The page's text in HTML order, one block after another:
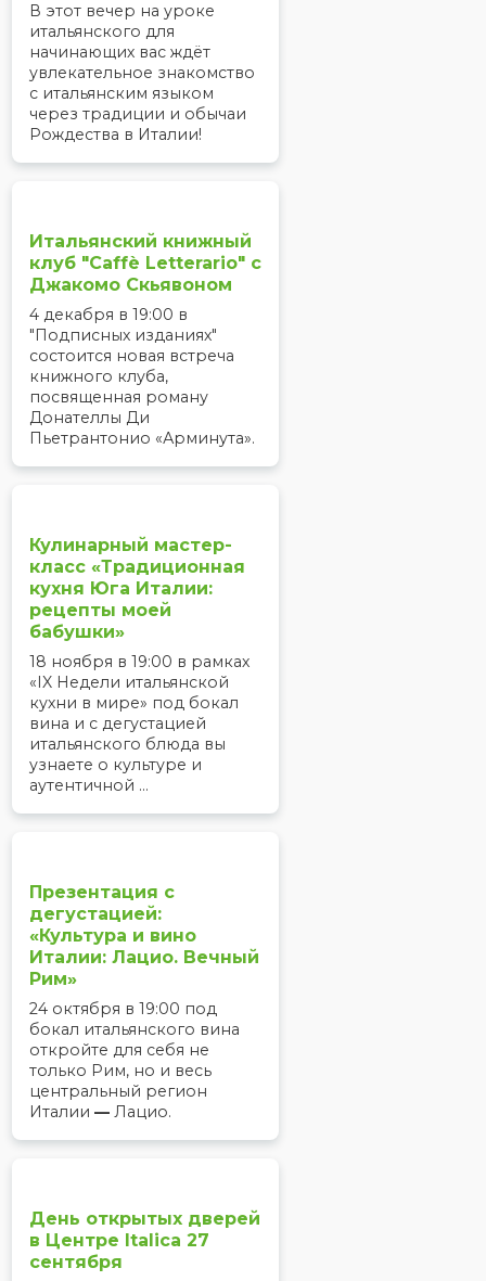
В этот вечер на уроке
итальянского для
начинающих вас ждёт
увлекательное знакомство
с итальянским языком
через традиции и обычаи
Рождества в Италии!
Итальянский книжный
клуб "Caffè Letterario" c
Джакомо Скьявоном
4 декабря в 19:00 в
"Подписных изданиях"
состоится новая встреча
книжного клуба,
посвященная роману
Донателлы Ди
Пьетрантонио «Арминута».
Кулинарный мастер-
класс «Традиционная
кухня Юга Италии:
рецепты моей
бабушки»
18 ноября в 19:00 в рамках
«IX Недели итальянской
кухни в мире» под бокал
вина и с дегустацией
итальянского блюда вы
узнаете о культуре и
аутентичной ...
Презентация с
дегустацией:
«Культура и вино
Италии: Лацио. Вечный
Рим»
24 октября в 19:00 под
бокал итальянского вина
откройте для себя не
только Рим, но и весь
центральный регион
Италии— Лацио.
День открытых дверей
в Центре Italica 27
сентября